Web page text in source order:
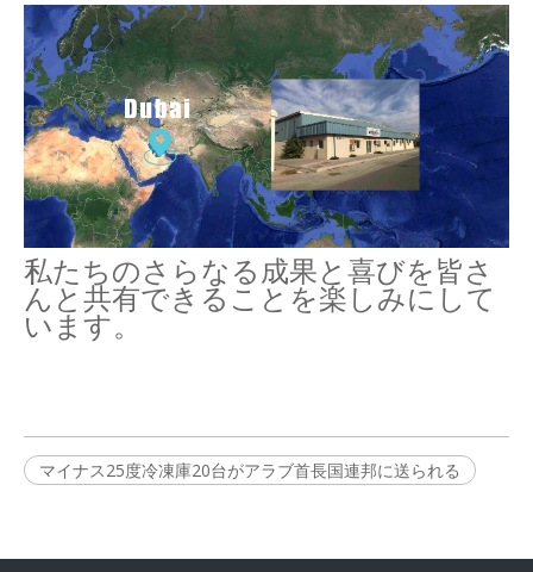
私たちのさらなる成果と喜びを皆さ
んと共有できることを楽しみにして
います。
マイナス25度冷凍庫20台がアラブ首長国連邦に送られる